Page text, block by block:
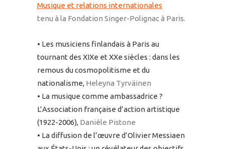
Musique et relations internationales
tenu à la Fondation Singer-Polignac à Paris.
• Les musiciens finlandais à Paris au
tournant des XIXe et XXe siècles : dans les
remous du cosmopolitisme et du
nationalisme, Heleyna Tyrväinen
• La musique comme ambassadrice ?
L’Association française d’action artistique
(1922-2006), Danièle Pistone
• La diffusion de l’œuvre d’Olivier Messiaen